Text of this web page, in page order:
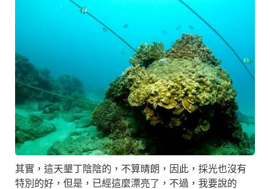
其實，這天墾丁陰陰的，不算晴朗，因此，採光也沒有
特別的好，但是，已經這麼漂亮了，不過，我要說的